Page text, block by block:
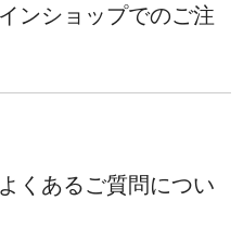
ンショップでのご注
くあるご質問につい